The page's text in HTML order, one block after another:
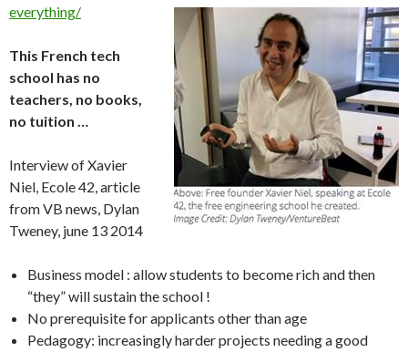
everything/
This French tech
school has no
teachers, no books,
no tuition …
Interview of Xavier
Niel, Ecole 42, article
from VB news, Dylan
Tweney, june 13 2014
Business model : allow students to become rich and then
“they” will sustain the school !
No prerequisite for applicants other than age
Pedagogy: increasingly harder projects needing a good